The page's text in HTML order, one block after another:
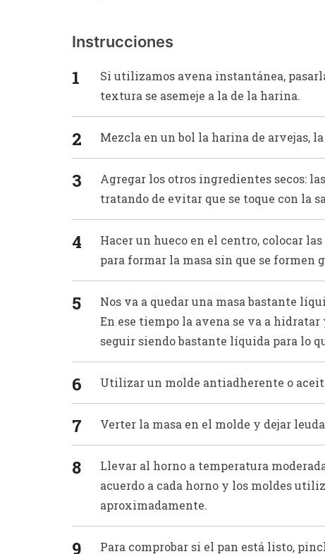
Instrucciones
Si utilizamos avena instantánea,
textura se asemeje a la de la harina.
Mezcla en un bol la harina de arvejas,
Agregar los otros ingredientes secos:
tratando de evitar que se toque con la
Hacer un hueco en el centro, colocar
para formar la masa sin que se formen
Nos va a quedar una masa bastante
En ese tiempo la avena se va a
seguir siendo bastante líquida para lo
Utilizar un molde antiadherente o
Verter la masa en el molde y dejar
Llevar al horno a temperatura
acuerdo a cada horno y los moldes
aproximadamente.
Para comprobar si el pan está listo,